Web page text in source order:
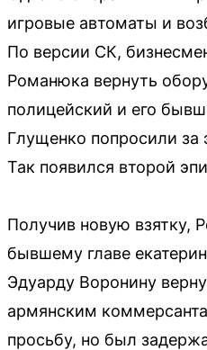
игровые автоматы и
По версии СК,
Романюка вернуть
полицейский и его
Глущенко попросили за
Так появился второй
Получив новую взятку,
бывшему главе
Эдуарду Воронину
армянским
просьбу, но был